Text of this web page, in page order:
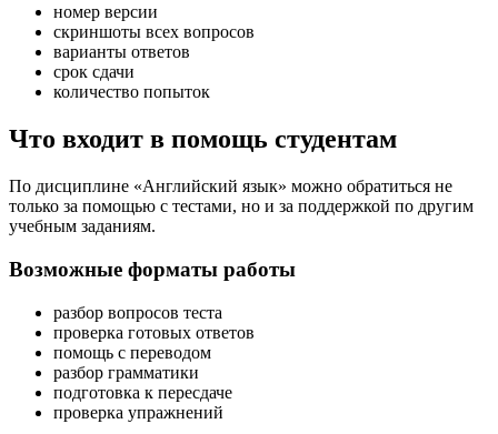
номер версии
скриншоты всех вопросов
варианты ответов
срок сдачи
количество попыток
Что входит в помощь студентам
По дисциплине «Английский язык» можно обратиться не
только за помощью с тестами, но и за поддержкой по другим
учебным заданиям.
Возможные форматы работы
разбор вопросов теста
проверка готовых ответов
помощь с переводом
разбор грамматики
подготовка к пересдаче
проверка упражнений